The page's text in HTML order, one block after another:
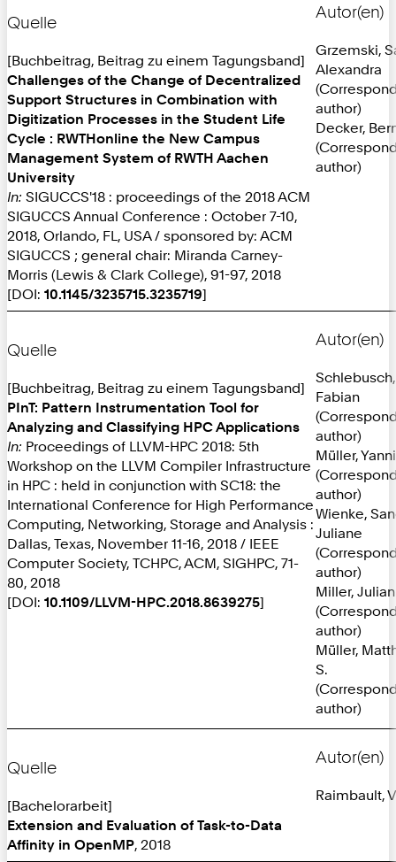
Quelle
[Buchbeitrag, Beitrag zu einem Tagungsband]
Challenges of the Change of Decentralized
Support Structures in Combination with
Digitization Processes in the Student Life
Cycle : RWTHonline the New Campus
Management System of RWTH Aachen
University
In: SIGUCCS'18 : proceedings of the 2018 ACM
SIGUCCS Annual Conference : October 7-10,
2018, Orlando, FL, USA / sponsored by: ACM
SIGUCCS ; general chair: Miranda Carney-
Morris (Lewis & Clark College), 91-97, 2018
[DOI: 10.1145/3235715.3235719]
Autor(en)
Grzemski,
Alexandra
author)
Decker,
author)
Quelle
[Buchbeitrag, Beitrag zu einem Tagungsband]
PInT: Pattern Instrumentation Tool for
Analyzing and Classifying HPC Applications
In: Proceedings of LLVM-HPC 2018: 5th
Workshop on the LLVM Compiler Infrastructure
in HPC : held in conjunction with SC18: the
International Conference for High Performance
Computing, Networking, Storage and Analysis :
Dallas, Texas, November 11-16, 2018 / IEEE
Computer Society, TCHPC, ACM, SIGHPC, 71-
80, 2018
[DOI: 10.1109/LLVM-HPC.2018.8639275]
Autor(en)
Schlebusch,
Fabian
author)
Müller,
author)
Wienke,
Juliane
author)
Miller, Julian
author)
Müller,
S.
author)
Quelle
[Bachelorarbeit]
Extension and Evaluation of Task-to-Data
Affinity in OpenMP, 2018
Autor(en)
Raimbault,